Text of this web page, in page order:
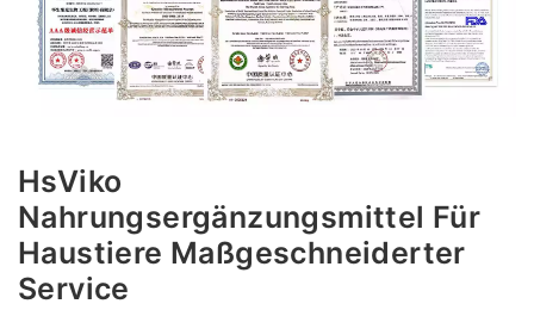
HsViko
Nahrungsergänzungsmittel Für
Haustiere Maßgeschneiderter
Service